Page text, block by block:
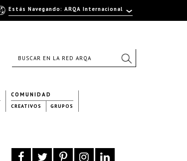
COMUNIDAD
CREATIVOS GRUPOS
Estás Navegando: ARQA Internacional